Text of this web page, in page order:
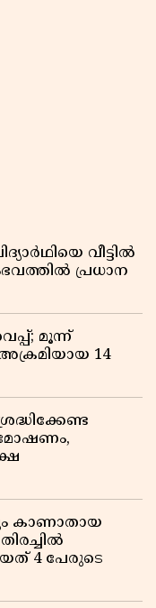
വീട്ടിൽ
പ്രധാന
മൂന്ന്
14
മോഷണം,
കാണാതായ
4 പേരുടെ